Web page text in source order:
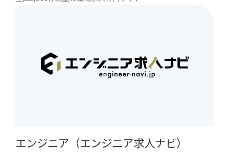
エンジニア（エンジニア求人ナビ）